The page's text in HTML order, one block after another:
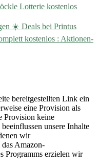
Lotterie kostenlos
☀️ Deals bei Printus
kostenlos : Aktionen-
bereitgestellten Link ein
eine Provision als
Provision keine
unsere Inhalte
wir
das Amazon-
Programms erzielen wir